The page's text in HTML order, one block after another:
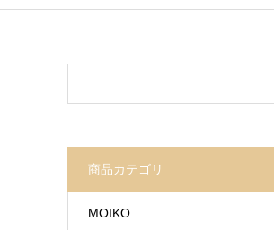
商品カテゴリ
MOIKO